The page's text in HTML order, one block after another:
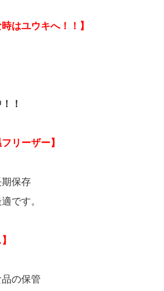
はユウキへ！！】
！
リーザー】
保存
です。
】
の保管